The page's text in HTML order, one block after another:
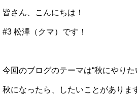
皆さん、こんにちは！
#3 松澤（クマ）です！
今回のブログのテーマは“秋にやりた
秋になったら、したいことがありま